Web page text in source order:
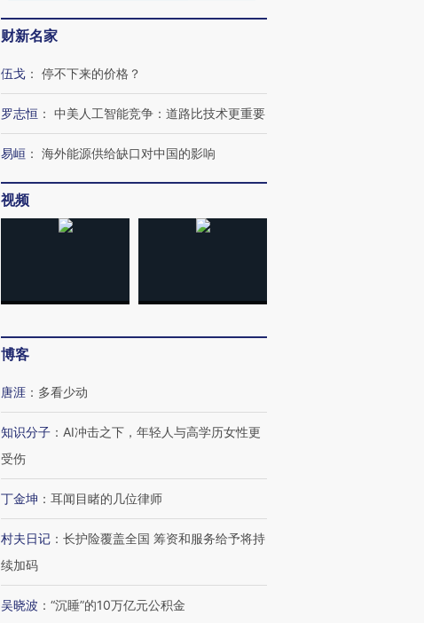
财新名家
伍戈 ： 停不下来的价格？
罗志恒 ： 中美人工智能竞争：道路比技术更重要
易峘 ： 海外能源供给缺口对中国的影响
视频
博客
唐涯 ： 多看少动
知识分子 ： AI冲击之下，年轻人与高学历女性更
受伤
丁金坤 ： 耳闻目睹的几位律师
村夫日记 ： 长护险覆盖全国 筹资和服务给予将持
续加码
吴晓波 ： “沉睡”的10万亿元公积金